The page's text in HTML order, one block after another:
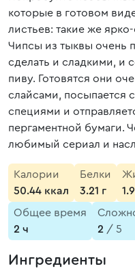
которые в готовом
листьев: такие же
Чипсы из тыквы очень
сделать и сладкими, и
пиву. Готовятся они
слайсами, посыпается
специями и
пергаментной бумаги.
любимый сериал и
Калории
50.44 ккал
Белки
3.21 г
Общее время
2 ч
2 / 5
Ингредиенты